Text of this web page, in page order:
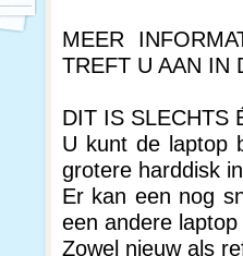
MEER
TREFT U AAN IN
DIT IS SLECHTS
U kunt de laptop
grotere harddisk
Er kan een nog
een andere
Zowel nieuw als